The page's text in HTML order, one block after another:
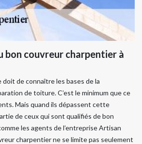
bon couvreur charpentier à
de connaître les bases de la
de toiture. C’est le minimum que ce
Mais quand ils dépassent cette
de ceux qui sont qualifiés de bon
les agents de l’entreprise Artisan
charpentier ne se limite pas seulement